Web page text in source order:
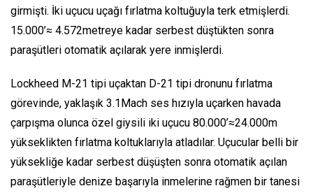
girmişti. İki uçucu uçağı fırlatma koltuğuyla terk etmişlerdi.
15.000’≈ 4.572metreye kadar serbest düştükten sonra
paraşütleri otomatik açılarak yere inmişlerdi.
Lockheed M-21 tipi uçaktan D-21 tipi dronunu fırlatma
görevinde, yaklaşık 3.1Mach ses hızıyla uçarken havada
çarpışma olunca özel giysili iki uçucu 80.000’≈24.000m
yükseklikten fırlatma koltuklarıyla atladılar. Uçucular belli bir
yüksekliğe kadar serbest düşüşten sonra otomatik açılan
paraşütleriyle denize başarıyla inmelerine rağmen bir tanesi